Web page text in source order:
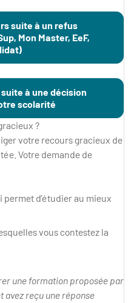
suite à un refus
Mon Master, EeF,
à une décision
scolarité
?
votre recours gracieux de
Votre demande de
d’étudier au mieux
vous contestez la
une formation proposée par
avez reçu une réponse